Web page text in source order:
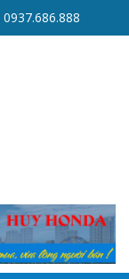
0937.686.888